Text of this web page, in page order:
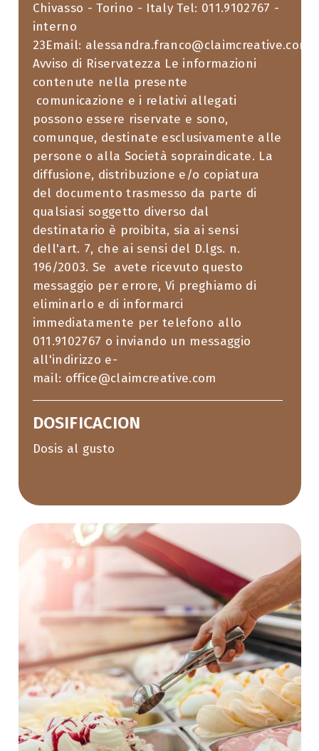
Chivasso - Torino - Italy Tel: 011.9102767 -
interno
23Email: alessandra.franco@claimcreative.com
Avviso di Riservatezza Le informazioni
contenute nella presente
comunicazione e i relativi allegati
possono essere riservate e sono,
comunque, destinate esclusivamente alle
persone o alla Società sopraindicate. La
diffusione, distribuzione e/o copiatura
del documento trasmesso da parte di
qualsiasi soggetto diverso dal
destinatario è proibita, sia ai sensi
dell'art. 7, che ai sensi del D.lgs. n.
196/2003. Se avete ricevuto questo
messaggio per errore, Vi preghiamo di
eliminarlo e di informarci
immediatamente per telefono allo
011.9102767 o inviando un messaggio
all'indirizzo e-
mail: office@claimcreative.com
DOSIFICACION
Dosis al gusto